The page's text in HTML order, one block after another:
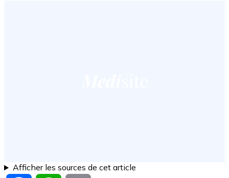
Afficher les sources de cet article